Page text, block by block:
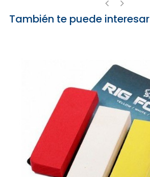
‹ ›
También te puede interesar